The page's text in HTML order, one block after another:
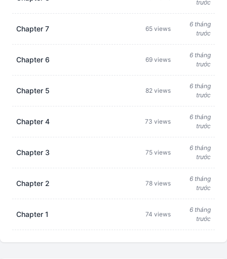
trước
Chapter 7 65 views
6 tháng
trước
Chapter 6 69 views
6 tháng
trước
Chapter 5 82 views
6 tháng
trước
Chapter 4 73 views
6 tháng
trước
Chapter 3 75 views
6 tháng
trước
Chapter 2 78 views
6 tháng
trước
Chapter 1 74 views
6 tháng
trước